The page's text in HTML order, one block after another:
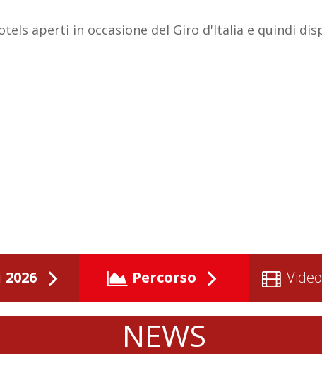
aperti in occasione del Giro d'Italia e quindi
2026 Percorso Video
NEWS